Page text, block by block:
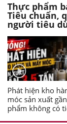
Thực phẩm
Tiêu chuẩn,
người tiêu
Phát hiện kho
móc sản xuất
phẩm không có